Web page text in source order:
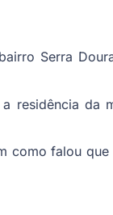
Serra
residência da
como falou